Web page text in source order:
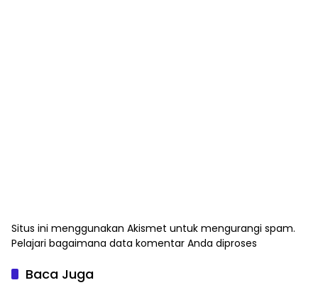
Situs ini menggunakan Akismet untuk mengurangi spam.
Pelajari bagaimana data komentar Anda diproses
Baca Juga